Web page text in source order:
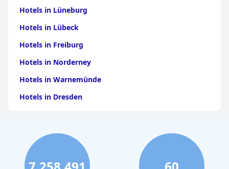
Hotels in Lüneburg
Hotels in Lübeck
Hotels in Freiburg
Hotels in Norderney
Hotels in Warnemünde
Hotels in Dresden
Hotels in Stuttgart
Hotels in Leipzig
Hotels in Bamberg